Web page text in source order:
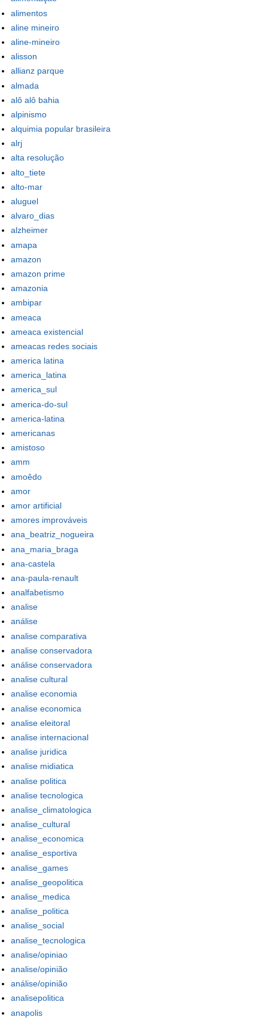
alimentos
aline mineiro
aline-mineiro
alisson
allianz parque
almada
alô alô bahia
alpinismo
alquimia popular brasileira
alrj
alta resolução
alto_tiete
alto-mar
aluguel
alvaro_dias
alzheimer
amapa
amazon
amazon prime
amazonia
ambipar
ameaca
ameaca existencial
ameacas redes sociais
america latina
america_latina
america_sul
america-do-sul
america-latina
americanas
amistoso
amm
amoêdo
amor
amor artificial
amores improváveis
ana_beatriz_nogueira
ana_maria_braga
ana-castela
ana-paula-renault
analfabetismo
analise
análise
analise comparativa
analise conservadora
análise conservadora
analise cultural
analise economia
analise economica
analise eleitoral
analise internacional
analise juridica
analise midiatica
analise politica
analise tecnologica
analise_climatologica
analise_cultural
analise_economica
analise_esportiva
analise_games
analise_geopolitica
analise_medica
analise_politica
analise_social
analise_tecnologica
analise/opiniao
analise/opinião
análise/opinião
analisepolitica
anapolis